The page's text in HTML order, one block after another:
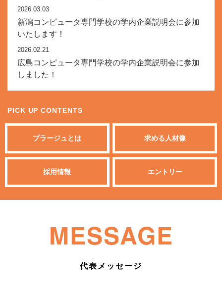
2026.03.03
新潟コンピュータ専門学校の学内企業説明会に参加
いたします！
2026.02.21
広島コンピュータ専門学校の学内企業説明会に参加
しました！
PICK UP CONTENTS
プラージュとは 求める人材像
採用情報 エントリー
MESSAGE